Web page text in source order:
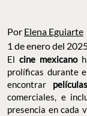
Por Elena Eguiarte
1 de enero del
El cine mexicano
prolíficas durante
encontrar
comerciales, e
presencia en cada